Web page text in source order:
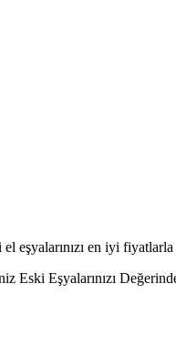
eşyalarınızı en iyi
Eski Eşyalarınızı